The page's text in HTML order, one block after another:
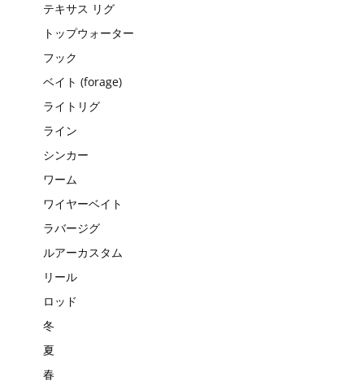
テキサス リグ
トップウォーター
フック
ベイト (forage)
ライトリグ
ライン
シンカー
ワーム
ワイヤーベイト
ラバージグ
ルアーカスタム
リール
ロッド
冬
夏
春